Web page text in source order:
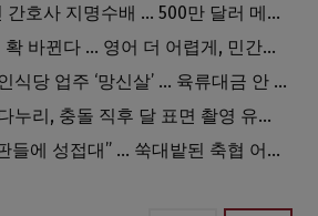
연방 당국, LA 한인 간호사 지명수배 … 500만 달러 메디캐어 사기, 선고 직전 한국 도주
[이민]시민권 시험 확 바뀐다 … 영어 더 어렵게, 민간시험 도입 추진
[단독] OC 유명 한인식당 업주 ‘망신살’ … 육류대금 안 갚자 식당서 공개추심
팰컨9 달에 ‘쾅’ … 다누리, 충돌 직후 달 표면 촬영 유일 탐사선
[충격] “외국인 심판들에 성접대” … 쑥대밭된 축협 어디까지 추락하나